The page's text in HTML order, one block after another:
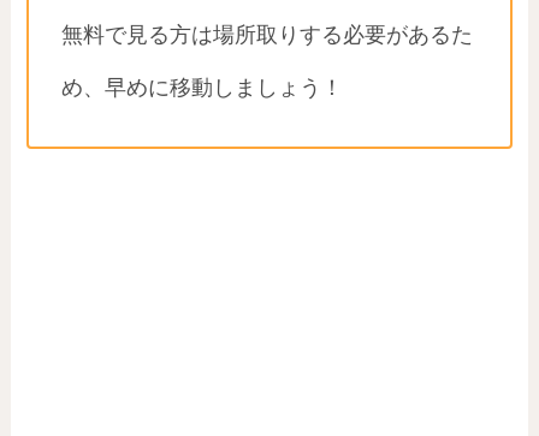
無料で見る方は場所取りする必要があるた
め、早めに移動しましょう！